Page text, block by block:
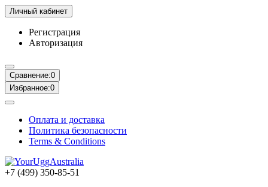
Личный кабинет
Регистрация
Авторизация
Сравнение:0
Избранное:0
Оплата и доставка
Политика безопасности
Terms & Conditions
+7 (499) 350-85-51